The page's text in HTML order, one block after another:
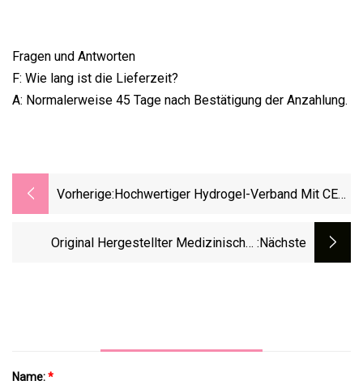
Fragen und Antworten
F: Wie lang ist die Lieferzeit?
A: Normalerweise 45 Tage nach Bestätigung der Anzahlung.
Vorherige:Hochwertiger Hydrogel-Verband Mit CE
Original Hergestellter Medizinischer :nächste
Name:*